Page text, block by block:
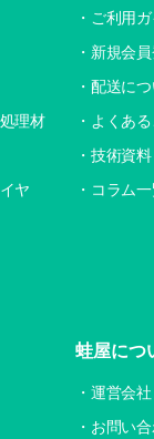
理材
ヤ
ご利用ガ
新規会
配送につ
よくあ
技術資料
コラム
蛙屋につ
運営会社
お問い